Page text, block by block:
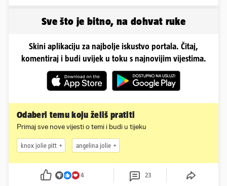
Sve što je bitno, na dohvat ruke
Skini aplikaciju za najbolje iskustvo portala. Čitaj,
komentiraj i budi uvijek u toku s najnovijim vijestima.
Odaberi temu koju želiš pratiti
Primaj sve nove vijesti o temi i budi u tijeku
knox jolie pitt angelina jolie
4 23